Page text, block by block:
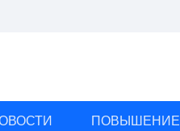
ПОВЫШЕНИЕ